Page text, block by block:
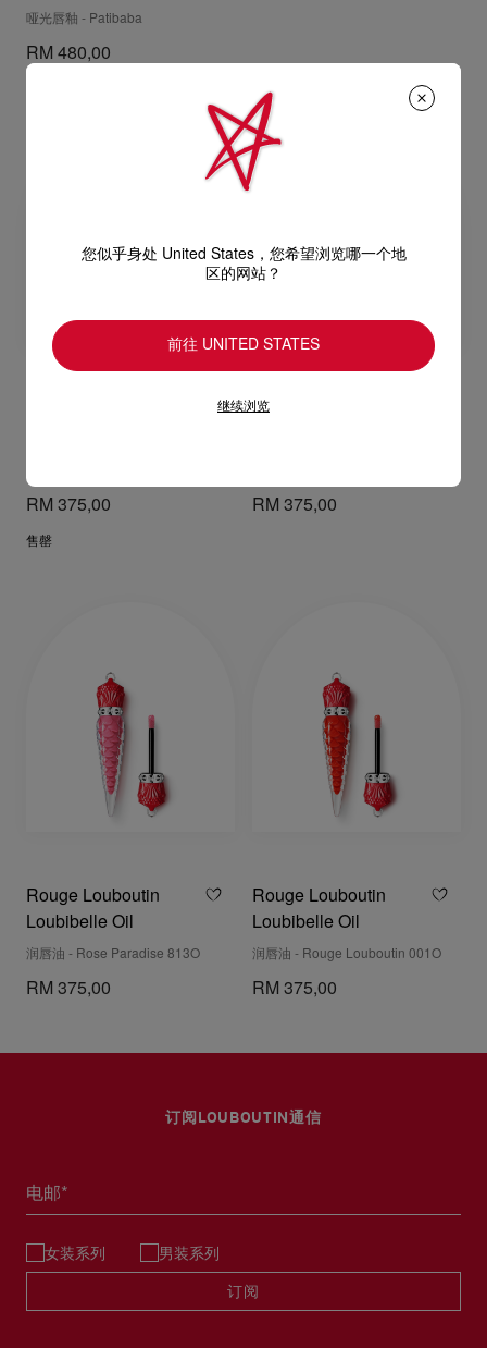
哑光唇釉 - Patibaba
RM 480,00
RM 375,00
售罄
Rouge Louboutin
RM 375,00
Rouge Louboutin
Loubibelle Oil
润唇油 - Rose Paradise 813O
RM 375,00
Rouge Louboutin
Loubibelle Oil
润唇油 - Rouge Louboutin 001O
RM 375,00
订阅LOUBOUTIN通信
电邮*
女装系列 男装系列
订阅
您似乎身处 United States，您希望浏览哪一个地
区的网站？
前往 UNITED STATES
继续浏览